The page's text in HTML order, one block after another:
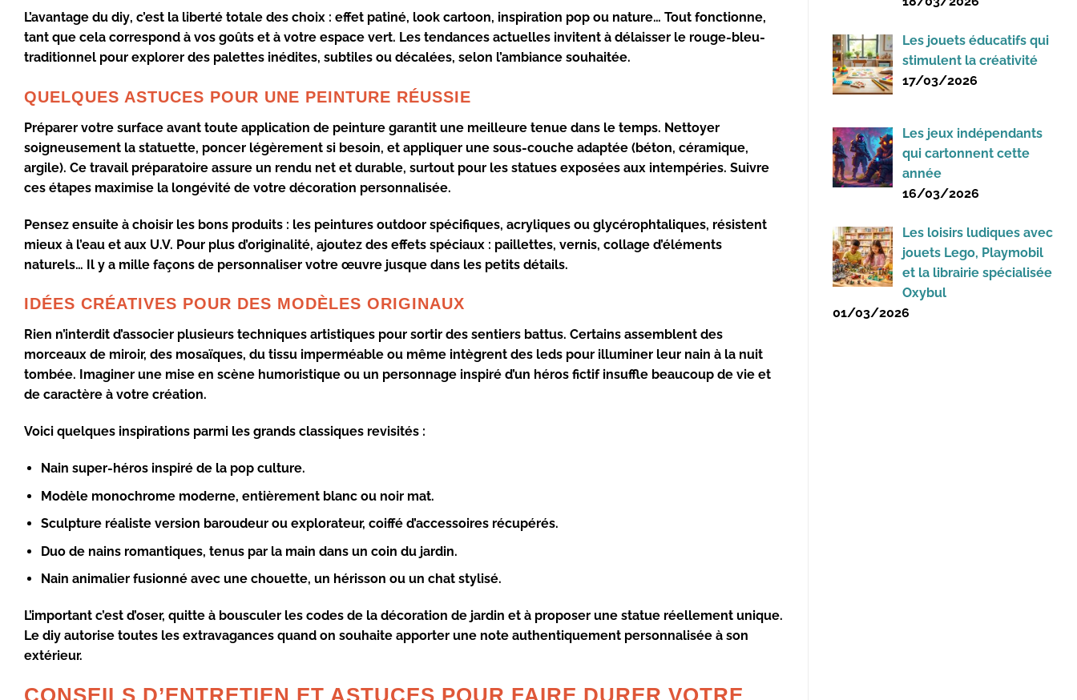
L’avantage du diy, c’est la liberté totale des choix : effet patiné, look cartoon, inspiration pop ou nature… Tout fonctionne,
tant que cela correspond à vos goûts et à votre espace vert. Les tendances actuelles invitent à délaisser le rouge-bleu-
traditionnel pour explorer des palettes inédites, subtiles ou décalées, selon l’ambiance souhaitée.
QUELQUES ASTUCES POUR UNE PEINTURE RÉUSSIE
Préparer votre surface avant toute application de peinture garantit une meilleure tenue dans le temps. Nettoyer
soigneusement la statuette, poncer légèrement si besoin, et appliquer une sous-couche adaptée (béton, céramique,
argile). Ce travail préparatoire assure un rendu net et durable, surtout pour les statues exposées aux intempéries. Suivre
ces étapes maximise la longévité de votre décoration personnalisée.
Pensez ensuite à choisir les bons produits : les peintures outdoor spécifiques, acryliques ou glycérophtaliques, résistent
mieux à l’eau et aux U.V. Pour plus d’originalité, ajoutez des effets spéciaux : paillettes, vernis, collage d’éléments
naturels… Il y a mille façons de personnaliser votre œuvre jusque dans les petits détails.
IDÉES CRÉATIVES POUR DES MODÈLES ORIGINAUX
Rien n’interdit d’associer plusieurs techniques artistiques pour sortir des sentiers battus. Certains assemblent des
morceaux de miroir, des mosaïques, du tissu imperméable ou même intègrent des leds pour illuminer leur nain à la nuit
tombée. Imaginer une mise en scène humoristique ou un personnage inspiré d’un héros fictif insuffle beaucoup de vie et
de caractère à votre création.
Voici quelques inspirations parmi les grands classiques revisités :
Nain super-hérosinspiré de la pop culture.
Modèle monochrome moderne, entièrement blanc ou noir mat.
Sculpture réaliste version baroudeurou explorateur, coiffé d’accessoires récupérés.
Duo de nains romantiques, tenus par la main dans un coin du jardin.
Nain animalier fusionnéavec une chouette, un hérisson ou un chat stylisé.
L’important c’est d’oser, quitte à bousculer les codes de la décoration de jardin et à proposer une statue réellement unique.
Le diy autorise toutes les extravagances quand on souhaite apporter une note authentiquement personnalisée à son
extérieur.
CONSEILS D’ENTRETIEN ET ASTUCES POUR FAIRE DURER VOTRE
Les jouets éducatifs qui
stimulent la créativité
17/03/2026
Les jeux indépendants
qui cartonnent cette
année
16/03/2026
Les loisirs ludiques avec
jouets Lego, Playmobil
et la librairie spécialisée
Oxybul
01/03/2026